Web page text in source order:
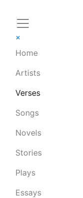
×
Home
Artists
Verses
Songs
Novels
Stories
Plays
Essays